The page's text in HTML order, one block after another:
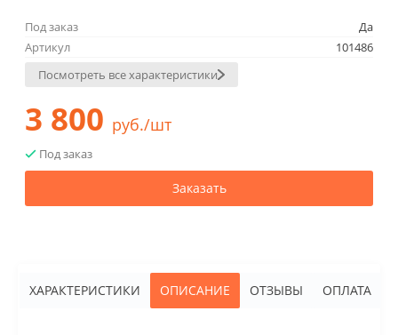
Под заказ
Да
Артикул
101486
Посмотреть все характеристики
3 800 руб./шт
Под заказ
Заказать
ХАРАКТЕРИСТИКИ ОПИСАНИЕ ОТЗЫВЫ ОПЛАТА